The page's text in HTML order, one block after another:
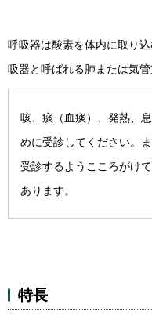
呼吸器は酸素を体内に取り
吸器と呼ばれる肺または気
咳、痰（血痰）、発熱、
めに受診してください。
受診するようこころがけ
あります。
特長